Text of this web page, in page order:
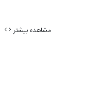
مشاهده بیشتر